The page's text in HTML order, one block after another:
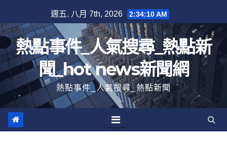
至
內
容
週五. 八月 7th, 2026 2:34:11 AM
熱點事件_人氣搜尋_熱點新
聞_hot news新聞網
熱點事件_人氣搜尋_熱點新聞